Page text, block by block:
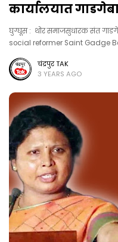
कार्यालयात
घुग्घूस : थोर समाजसुधारक संत
social reformer Saint Gadge
चंद्रपुर TAK
3 YEARS AGO